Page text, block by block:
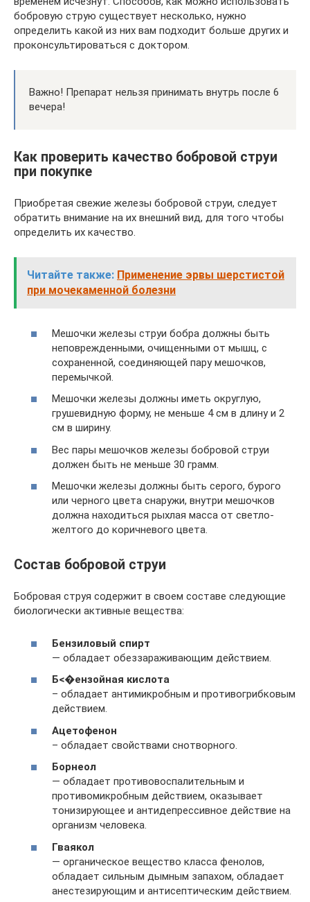
бобровую струю существует несколько, нужно
определить какой из них вам подходит больше других и
проконсультироваться с доктором.
Важно! Препарат нельзя принимать внутрь после 6
вечера!
Как проверить качество бобровой струи
при покупке
Приобретая свежие железы бобровой струи, следует
обратить внимание на их внешний вид, для того чтобы
определить их качество.
Читайте также: Применение эрвы шерстистой
при мочекаменной болезни
Мешочки железы струи бобра должны быть
неповрежденными, очищенными от мышц, с
сохраненной, соединяющей пару мешочков,
перемычкой.
Мешочки железы должны иметь округлую,
грушевидную форму, не меньше 4 см в длину и 2
см в ширину.
Вес пары мешочков железы бобровой струи
должен быть не меньше 30 грамм.
Мешочки железы должны быть серого, бурого
или черного цвета снаружи, внутри мешочков
должна находиться рыхлая масса от светло-
желтого до коричневого цвета.
Состав бобровой струи
Бобровая струя содержит в своем составе следующие
биологически активные вещества:
Бензиловый спирт
— обладает обеззараживающим действием.
Б<�ензойная кислота
– обладает антимикробным и противогрибковым
действием.
Ацетофенон
– обладает свойствами снотворного.
Борнеол
— обладает противовоспалительным и
противомикробным действием, оказывает
тонизирующее и антидепрессивное действие на
организм человека.
Гваякол
— органическое вещество класса фенолов,
обладает сильным дымным запахом, обладает
анестезирующим и антисептическим действием.